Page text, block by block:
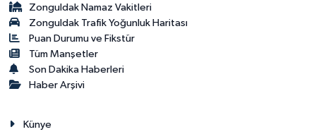
Zonguldak Namaz Vakitleri
Zonguldak Trafik Yoğunluk Haritası
Puan Durumu ve Fikstür
Tüm Manşetler
Son Dakika Haberleri
Haber Arşivi
Künye